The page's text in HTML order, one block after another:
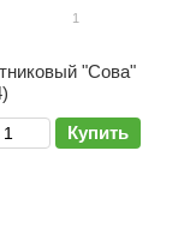
1
"Сова"
Купить